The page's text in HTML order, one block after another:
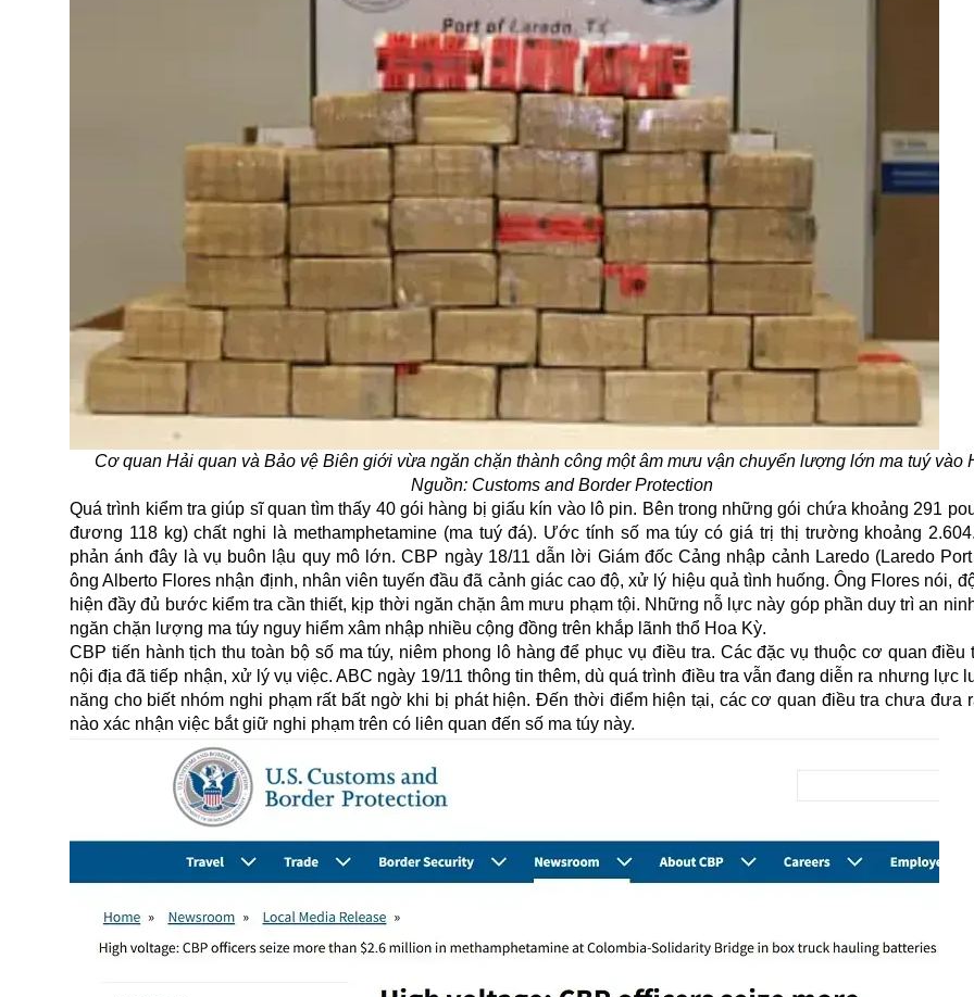
Cơ quan Hải quan và Bảo vệ Biên giới vừa ngăn chặn thành công một âm mưu vận chuyển lượng lớn ma tuý vào
Nguồn: Customs and Border Protection
Quá trình kiểm tra giúp sĩ quan tìm thấy 40 gói hàng bị giấu kín vào lô pin. Bên trong những gói chứa khoảng 291
đương 118 kg) chất nghi là methamphetamine (ma tuý đá). Ước tính số ma túy có giá trị thị trường khoảng
phản ánh đây là vụ buôn lậu quy mô lớn. CBP ngày 18/11 dẫn lời Giám đốc Cảng nhập cảnh Laredo (Laredo
ông Alberto Flores nhận định, nhân viên tuyến đầu đã cảnh giác cao độ, xử lý hiệu quả tình huống. Ông Flores nói,
hiện đầy đủ bước kiểm tra cần thiết, kịp thời ngăn chặn âm mưu phạm tội. Những nỗ lực này góp phần duy trì an
ngăn chặn lượng ma túy nguy hiểm xâm nhập nhiều cộng đồng trên khắp lãnh thổ Hoa Kỳ.
CBP tiến hành tịch thu toàn bộ số ma túy, niêm phong lô hàng để phục vụ điều tra. Các đặc vụ thuộc cơ quan điều
nội địa đã tiếp nhận, xử lý vụ việc. ABC ngày 19/11 thông tin thêm, dù quá trình điều tra vẫn đang diễn ra nhưng lực
năng cho biết nhóm nghi phạm rất bất ngờ khi bị phát hiện. Đến thời điểm hiện tại, các cơ quan điều tra chưa đưa
nào xác nhận việc bắt giữ nghi phạm trên có liên quan đến số ma túy này.